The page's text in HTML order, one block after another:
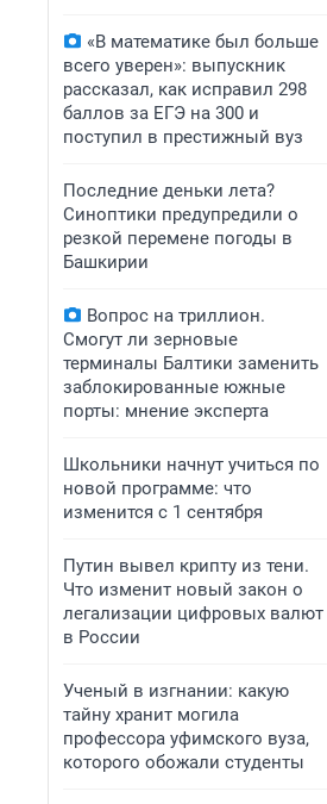
«В математике был больше
всего уверен»: выпускник
рассказал, как исправил 298
баллов за ЕГЭ на 300 и
поступил в престижный вуз
Последние деньки лета?
Синоптики предупредили о
резкой перемене погоды в
Башкирии
Вопрос на триллион.
Смогут ли зерновые
терминалы Балтики заменить
заблокированные южные
порты: мнение эксперта
Школьники начнут учиться по
новой программе: что
изменится с 1 сентября
Путин вывел крипту из тени.
Что изменит новый закон о
легализации цифровых валют
в России
Ученый в изгнании: какую
тайну хранит могила
профессора уфимского вуза,
которого обожали студенты